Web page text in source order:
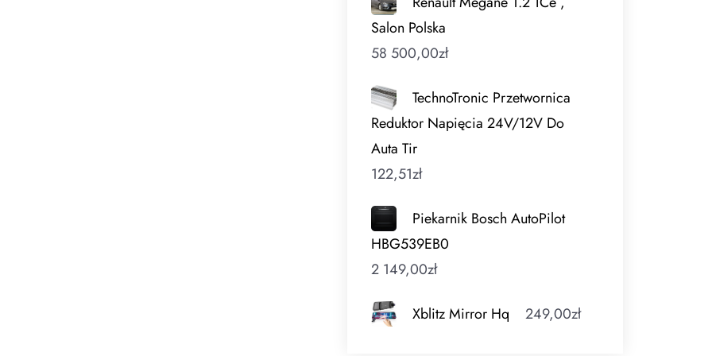
Salon Polska
58 500,00zł
TechnoTronic Przetwornica
Reduktor Napięcia 24V/12V Do
Auta Tir
122,51zł
Piekarnik Bosch AutoPilot
HBG539EB0
2 149,00zł
Xblitz Mirror Hq 249,00zł